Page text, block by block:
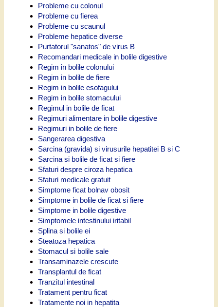
Probleme cu colonul
Probleme cu fierea
Probleme cu scaunul
Probleme hepatice diverse
Purtatorul "sanatos" de virus B
Recomandari medicale in bolile digestive
Regim in bolile colonului
Regim in bolile de fiere
Regim in bolile esofagului
Regim in bolile stomacului
Regimul in bolile de ficat
Regimuri alimentare in bolile digestive
Regimuri in bolile de fiere
Sangerarea digestiva
Sarcina (gravida) si virusurile hepatitei B si C
Sarcina si bolile de ficat si fiere
Sfaturi despre ciroza hepatica
Sfaturi medicale gratuit
Simptome ficat bolnav obosit
Simptome in bolile de ficat si fiere
Simptome in bolile digestive
Simptomele intestinului iritabil
Splina si bolile ei
Steatoza hepatica
Stomacul si bolile sale
Transaminazele crescute
Transplantul de ficat
Tranzitul intestinal
Tratament pentru ficat
Tratamente noi in hepatita